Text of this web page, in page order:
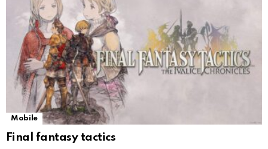
Mobile
Final fantasy tactics